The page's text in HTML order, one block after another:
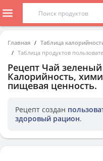
Главная
Таблица
Таблица продуктов
Рецепт Чай
Калорийность,
пищевая ценность.
Рецепт создан
здоровый рацион.